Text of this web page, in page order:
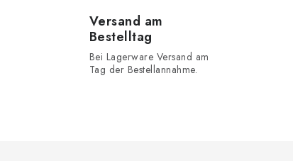
Versand am
Bestelltag
Bei Lagerware Versand am
Tag der Bestellannahme.